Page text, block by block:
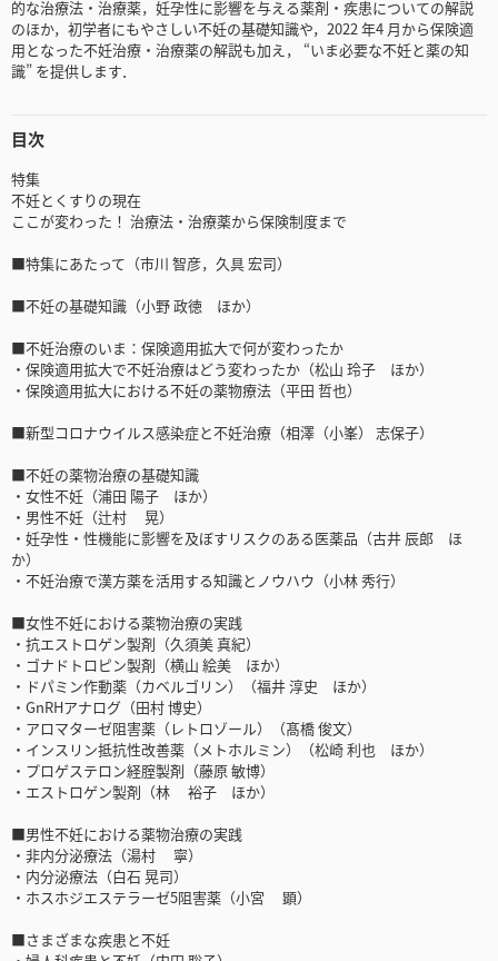
的な治療法・治療薬，妊孕性に影響を与える薬剤・疾患についての解説
のほか，初学者にもやさしい不妊の基礎知識や，2022 年4 月から保険適
用となった不妊治療・治療薬の解説も加え， “いま必要な不妊と薬の知
識” を提供します．
目次
特集
不妊とくすりの現在
ここが変わった！ 治療法・治療薬から保険制度まで
■特集にあたって（市川 智彦，久具 宏司）
■不妊の基礎知識（小野 政徳 ほか）
■不妊治療のいま：保険適用拡大で何が変わったか
・保険適用拡大で不妊治療はどう変わったか（松山 玲子 ほか）
・保険適用拡大における不妊の薬物療法（平田 哲也）
■新型コロナウイルス感染症と不妊治療（相澤（小峯） 志保子）
■不妊の薬物治療の基礎知識
・女性不妊（浦田 陽子 ほか）
・男性不妊（辻村 晃）
・妊孕性・性機能に影響を及ぼすリスクのある医薬品（古井 辰郎 ほ
か）
・不妊治療で漢方薬を活用する知識とノウハウ（小林 秀行）
■女性不妊における薬物治療の実践
・抗エストロゲン製剤（久須美 真紀）
・ゴナドトロピン製剤（横山 絵美 ほか）
・ドパミン作動薬（カベルゴリン）（福井 淳史 ほか）
・GnRHアナログ（田村 博史）
・アロマターゼ阻害薬（レトロゾール）（髙橋 俊文）
・インスリン抵抗性改善薬（メトホルミン）（松崎 利也 ほか）
・プロゲステロン経腟製剤（藤原 敏博）
・エストロゲン製剤（林 裕子 ほか）
■男性不妊における薬物治療の実践
・非内分泌療法（湯村 寧）
・内分泌療法（白石 晃司）
・ホスホジエステラーゼ5阻害薬（小宮 顕）
■さまざまな疾患と不妊